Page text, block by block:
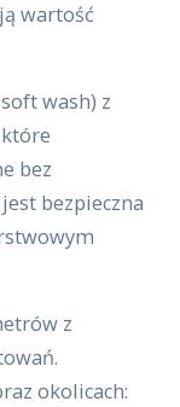
wartość
wash) z
bez
bezpieczna
z
okolicach: